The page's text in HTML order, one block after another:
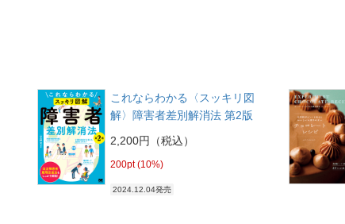
これならわかる〈スッキリ図
解〉障害者差別解消法 第2版
2,200円（税込）
200pt (10%)
2024.12.04発売